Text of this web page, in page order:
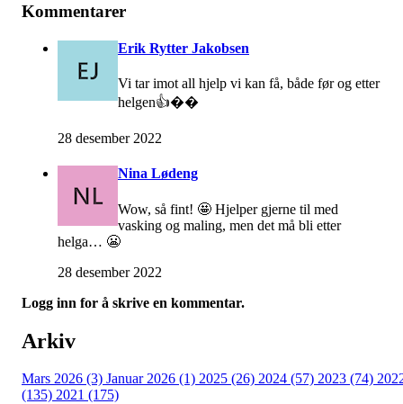
Kommentarer
Erik Rytter Jakobsen
Vi tar imot all hjelp vi kan få, både før og etter
helgen👍��
28 desember 2022
Nina Lødeng
Wow, så fint! 🤩 Hjelper gjerne til med
vasking og maling, men det må bli etter
helga… 😬
28 desember 2022
Logg inn for å skrive en kommentar.
Arkiv
Mars 2026 (3) Januar 2026 (1) 2025 (26) 2024 (57) 2023 (74)
(135) 2021 (175)